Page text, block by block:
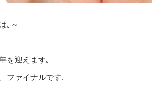
｡～
を迎えます｡
ファイナルです｡